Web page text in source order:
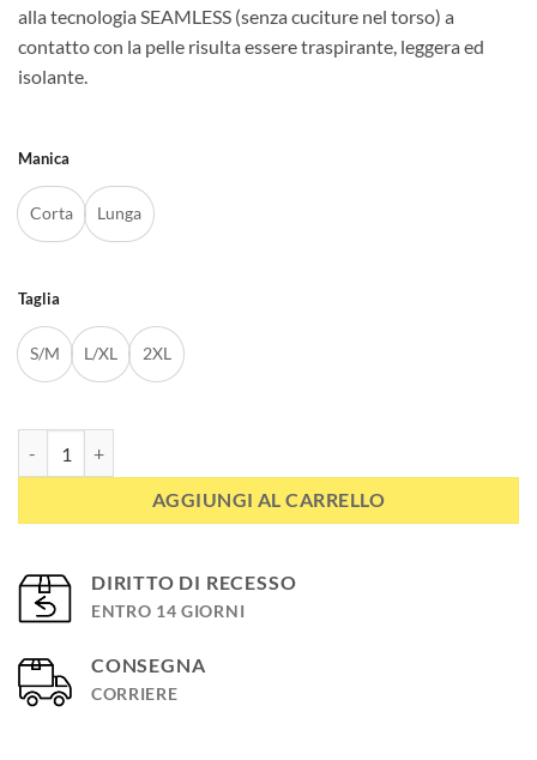
alla tecnologia SEAMLESS (senza cuciture nel torso) a
contatto con la pelle risulta essere traspirante, leggera ed
isolante.
Manica
Corta Lunga
Taglia
S/M L/XL 2XL
AGGIUNGI AL CARRELLO
DIRITTO DI RECESSO
ENTRO 14 GIORNI
CONSEGNA
CORRIERE